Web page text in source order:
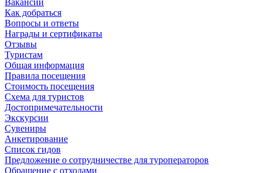
Как добраться
Вопросы и ответы
Награды и сертификаты
Отзывы
Туристам
Общая информация
Правила посещения
Стоимость посещения
Схема для туристов
Достопримечательности
Экскурсии
Сувениры
Анкетирование
Список гидов
Предложение о сотрудничестве для туроператоров
Обращение с отходами